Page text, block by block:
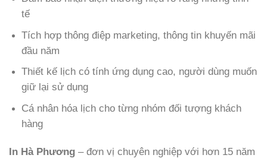
tế
Tích hợp thông điệp marketing, thông tin khuyến mãi
đầu năm
Thiết kế lịch có tính ứng dụng cao, người dùng muốn
giữ lại sử dụng
Cá nhân hóa lịch cho từng nhóm đối tượng khách
hàng
In Hà Phương – đơn vị chuyên nghiệp với hơn 15 năm